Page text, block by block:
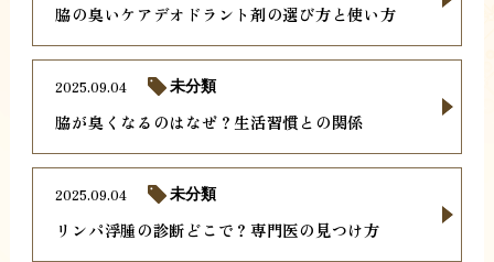
脇の臭いケアデオドラント剤の選び方と使い方
脇が臭くなるのはなぜ？生活習慣との関係
2025.09.04 未分類
リンパ浮腫の診断どこで？専門医の見つけ方
2025.09.04 未分類